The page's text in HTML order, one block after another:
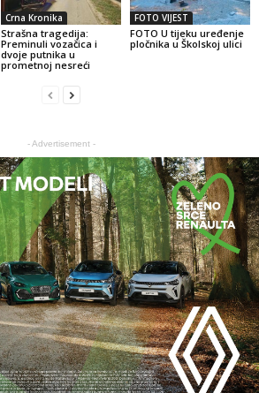
Crna Kronika
Strašna tragedija:
Preminuli vozačica i
dvoje putnika u
prometnoj nesreći
FOTO VIJEST
FOTO U tijeku uređenje
pločnika u Školskoj ulici
- Advertisement -